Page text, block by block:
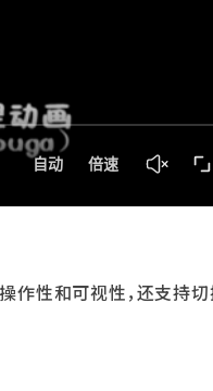
作性和可视性，还支持